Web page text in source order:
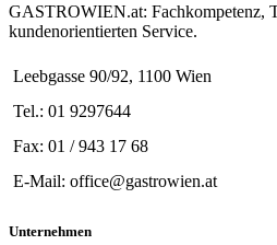
GASTROWIEN.at: Fachkompetenz,
kundenorientierten Service.
Leebgasse 90/92, 1100 Wien
Tel.: 01 9297644
Fax: 01 / 943 17 68
E-Mail: office@gastrowien.at
Unternehmen